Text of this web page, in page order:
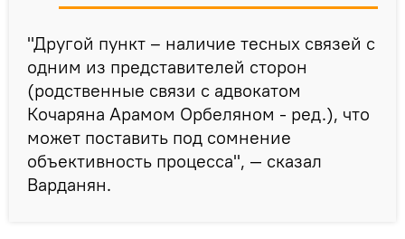
"Другой пункт – наличие тесных связей с
одним из представителей сторон
(родственные связи с адвокатом
Кочаряна Арамом Орбеляном - ред.), что
может поставить под сомнение
объективность процесса", — сказал
Варданян.